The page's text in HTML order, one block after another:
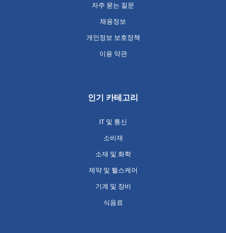
자주 묻는 질문
채용정보
개인정보 보호정책
이용 약관
인기 카테고리
IT 및 통신
소비재
소재 및 화학
제약 및 헬스케어
기계 및 장비
식음료